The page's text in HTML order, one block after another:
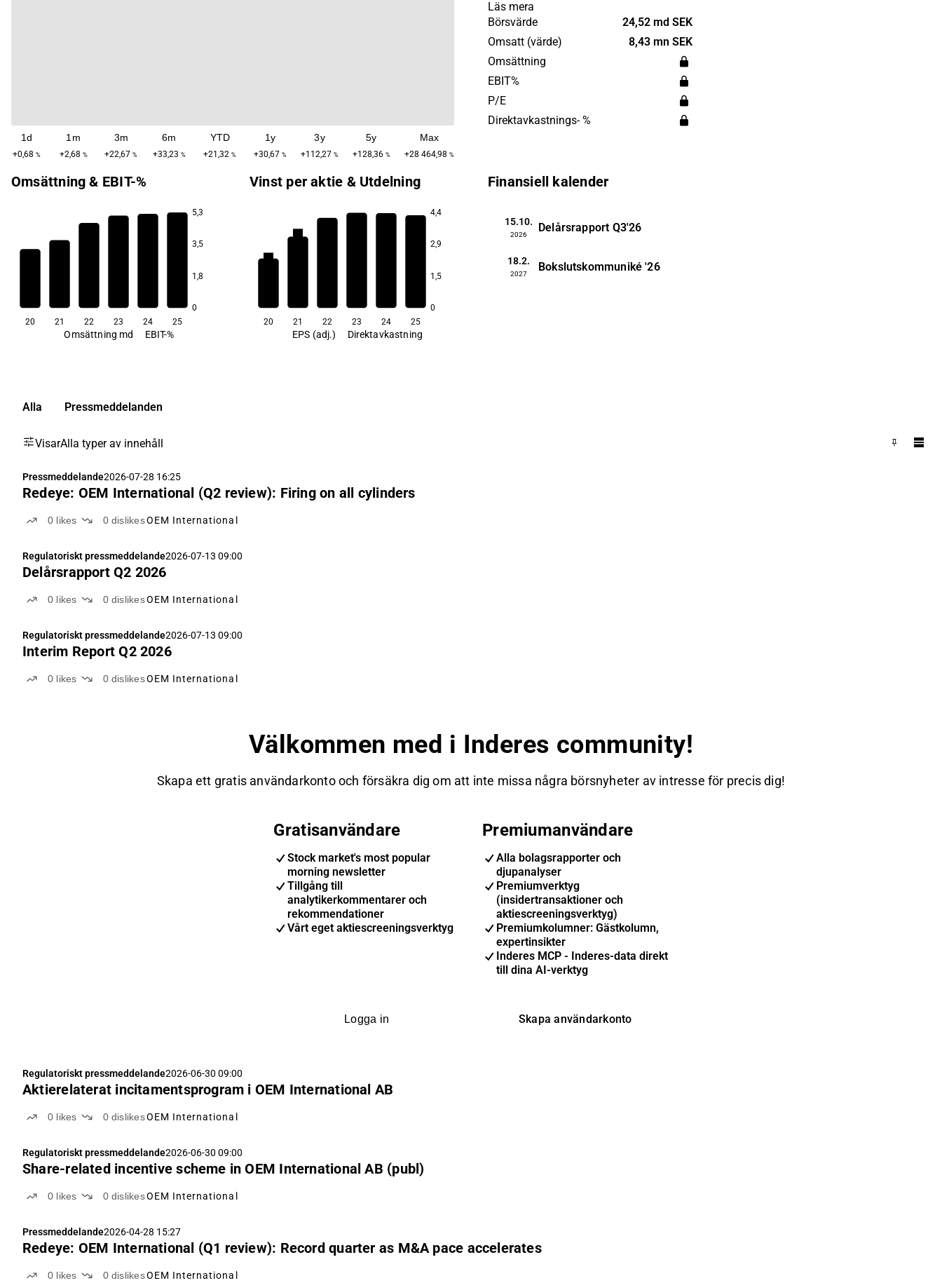
1d
+0,68 %
1m
+2,68 %
3m
+22,67 %
6m
+33,23 %
YTD
+21,32 %
1y
+30,67 %
3y
+112,27 %
5y
+128,36 %
Max
+28 464,98 %
används inom sektorer som
fordonsindustri, energi och
medicinteknik. Verksamheten är global
med en huvudsaklig närvaro i Europa.
OEM International grundades 1974 och
har sitt huvudkontor i Tranås.
Läs mera
Börsvärde
24,52 md SEK
Omsatt (värde)
8,43 mn SEK
Omsättning
EBIT%
P/E
Direktavkastnings- %
Omsättning & EBIT-%
5,3
3,5
1,8
0
20 21 22 23 24 25
Omsättning md EBIT-%
Vinst per aktie & Utdelning
4,4
2,9
1,5
0
20 21 22 23 24 25
EPS (adj.) Direktavkastning
Finansiell kalender
15.10.
2026
Delårsrapport Q3'26
18.2.
2027
Bokslutskommuniké '26
Alla Pressmeddelanden
VisarAlla typer av innehåll
Pressmeddelande2026-07-28 16:25
Redeye: OEM International (Q2 review): Firing on all cylinders
0 likes 0 dislikesOEM International
Regulatoriskt pressmeddelande2026-07-13 09:00
Delårsrapport Q2 2026
0 likes 0 dislikesOEM International
Regulatoriskt pressmeddelande2026-07-13 09:00
Interim Report Q2 2026
0 likes 0 dislikesOEM International
Välkommen med i Inderes community!
Skapa ett gratis användarkonto och försäkra dig om att inte missa några börsnyheter av intresse för precis dig!
Gratisanvändare
Stock market's most popular
morning newsletter
Tillgång till
analytikerkommentarer och
rekommendationer
Vårt eget aktiescreeningsverktyg
Premiumanvändare
Alla bolagsrapporter och
djupanalyser
Premiumverktyg
(insidertransaktioner och
aktiescreeningsverktyg)
Premiumkolumner: Gästkolumn,
expertinsikter
Inderes MCP - Inderes-data direkt
till dina AI-verktyg
Logga in Skapa användarkonto
Regulatoriskt pressmeddelande2026-06-30 09:00
Aktierelaterat incitamentsprogram i OEM International AB
0 likes 0 dislikesOEM International
Regulatoriskt pressmeddelande2026-06-30 09:00
Share-related incentive scheme in OEM International AB (publ)
0 likes 0 dislikesOEM International
Pressmeddelande2026-04-28 15:27
Redeye: OEM International (Q1 review): Record quarter as M&A pace accelerates
0 likes 0 dislikesOEM International